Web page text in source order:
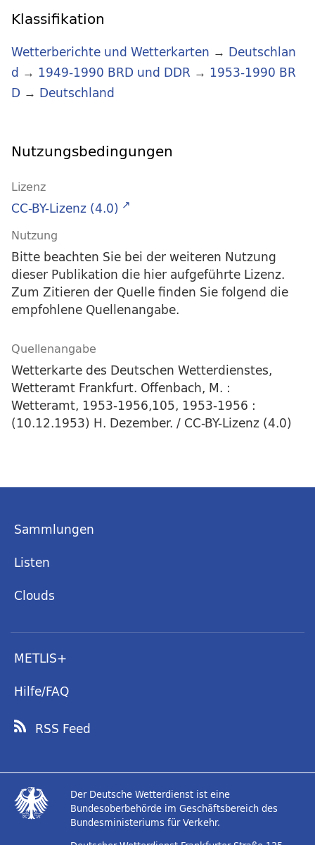
Klassifikation
Wetterberichte und Wetterkarten → Deutschlan
d → 1949-1990 BRD und DDR → 1953-1990 BR
D → Deutschland
Nutzungsbedingungen
Lizenz
CC-BY-Lizenz (4.0)
Nutzung
Bitte beachten Sie bei der weiteren Nutzung
dieser Publikation die hier aufgeführte Lizenz.
Zum Zitieren der Quelle finden Sie folgend die
empfohlene Quellenangabe.
Quellenangabe
Wetterkarte des Deutschen Wetterdienstes,
Wetteramt Frankfurt. Offenbach, M. :
Wetteramt, 1953-1956,105, 1953-1956 :
(10.12.1953) H. Dezember. / CC-BY-Lizenz (4.0)
Sammlungen
Listen
Clouds
METLIS+
Hilfe/FAQ
RSS Feed
Der Deutsche Wetterdienst ist eine
Bundesoberbehörde im Geschäftsbereich des
Bundesministeriums für Verkehr.